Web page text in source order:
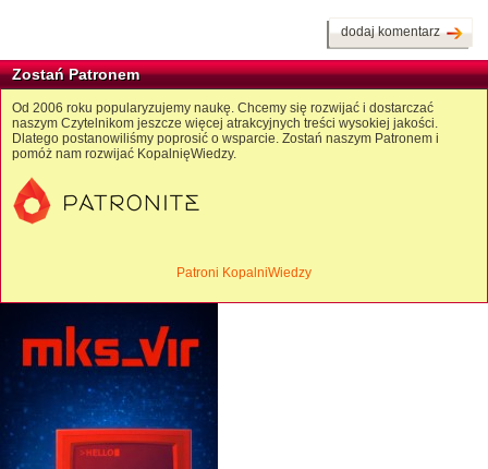
dodaj komentarz
Zostań Patronem
Od 2006 roku popularyzujemy naukę. Chcemy się rozwijać i dostarczać
naszym Czytelnikom jeszcze więcej atrakcyjnych treści wysokiej jakości.
Dlatego postanowiliśmy poprosić o wsparcie. Zostań naszym Patronem i
pomóż nam rozwijać KopalnięWiedzy.
Patroni KopalniWiedzy